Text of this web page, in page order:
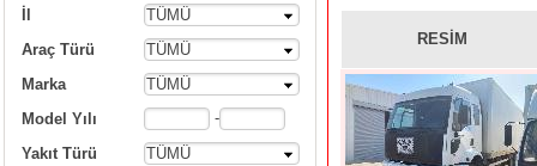
TÜMÜ
Araç Türü
TÜMÜ
Marka
TÜMÜ
Model Yılı
-
Yakıt Türü
TÜMÜ
RESİM